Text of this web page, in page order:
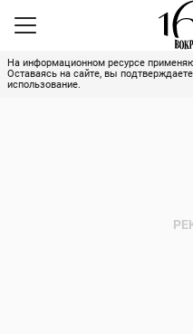
На информационном ресурсе
Оставаясь на сайте, вы
использование.